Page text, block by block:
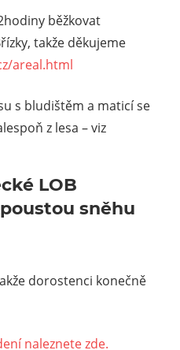
běžkovat
takže děkujeme
areal.html
s bludištěm a maticí se
z lesa – viz
LOB
sněhu
dorostenci konečně
naleznete zde.